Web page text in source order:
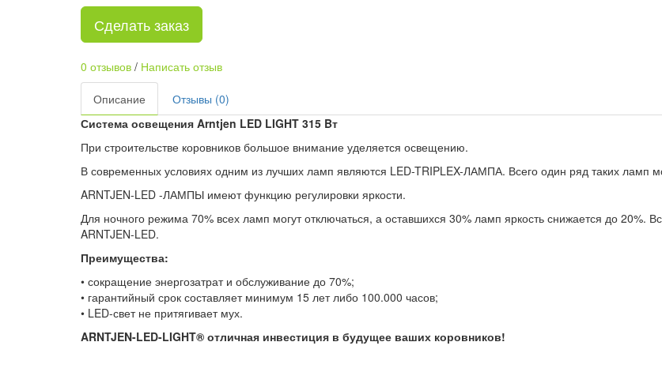
Сделать заказ
0 отзывов / Написать отзыв
Описание
Отзывы (0)
Система освещения Arntjen LED LIGHT 315 Bт
При строительстве коровников большое внимание уделяется освещению.
В современных условиях одним из лучших ламп являются LED-TRIPLEX-ЛАМПА. Всего один ряд таких ламп
ARNTJEN-LED -ЛАМПЫ имеют функцию регулировки яркости.
Для ночного режима 70% всех ламп могут отключаться, а оставшихся 30% ламп яркость снижается до 20%.
ARNTJEN-LED.
Преимущества:
• сокращение энергозатрат и обслуживание до 70%;
• гарантийный срок составляет минимум 15 лет либо 100.000 часов;
• LED-свет не притягивает мух.
ARNTJEN-LED-LIGHT® отличная инвестиция в будущее ваших коровников!